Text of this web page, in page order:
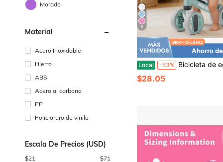
Morado
Material
Acero Inoxidable
Hierro
ABS
Acero al carbono
PP
Policloruro de vinilo
Escala De Precios (USD)
$21 $71
5
Ahorro
Local -53% Bicicleta de equilibrio para bebés de 1 año, niños y niñas de 12-18 meses, bicicleta de equilibrio para niños pequeños de 4
$28.05